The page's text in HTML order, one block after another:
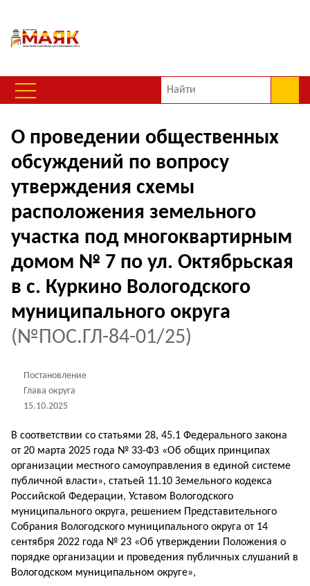
О проведении общественных
обсуждений по вопросу
утверждения схемы
расположения земельного
участка под многоквартирным
домом № 7 по ул. Октябрьская
в с. Куркино Вологодского
муниципального округа
(№ПОС.ГЛ-84-01/25)
Постановление
Глава округа
15.10.2025
В соответствии со статьями 28, 45.1 Федерального закона
от 20 марта 2025 года № 33-ФЗ «Об общих принципах
организации местного самоуправления в единой системе
публичной власти», статьей 11.10 Земельного кодекса
Российской Федерации, Уставом Вологодского
муниципального округа, решением Представительного
Собрания Вологодского муниципального округа от 14
сентября 2022 года № 23 «Об утверждении Положения о
порядке организации и проведения публичных слушаний в
Вологодском муниципальном округе»,